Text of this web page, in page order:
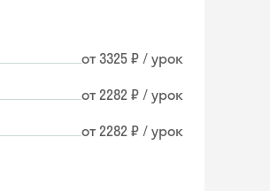
от 3325 ₽ / урок
от 2282 ₽ / урок
от 2282 ₽ / урок